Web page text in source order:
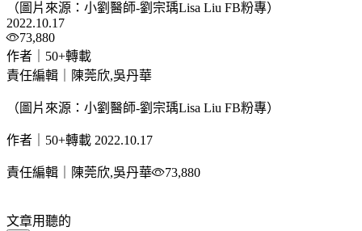
（圖片來源：小劉醫師-劉宗瑀Lisa Liu FB粉專）
2022.10.17
73,880
作者｜50+轉載
責任編輯｜陳莞欣,吳丹華
（圖片來源：小劉醫師-劉宗瑀Lisa Liu FB粉專）
作者｜50+轉載 2022.10.17
責任編輯｜陳莞欣,吳丹華 73,880
文章用聽的